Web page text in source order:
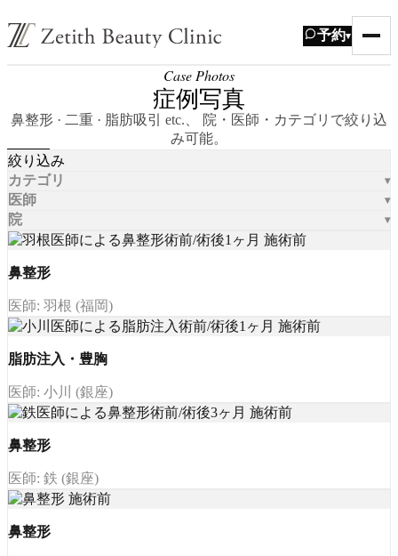
予約▾
Case Photos
症例写真
鼻整形 · 二重 · 脂肪吸引 etc.、 院・医師・カテゴリで絞り込
み可能。
絞り込み
カテゴリ
医師
院
鼻整形
医師: 羽根 (福岡)
脂肪注入・豊胸
医師: 小川 (銀座)
鼻整形
医師: 鉄 (銀座)
鼻整形